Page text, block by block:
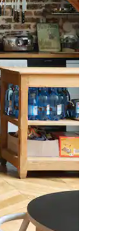
жести дотику та гортання.